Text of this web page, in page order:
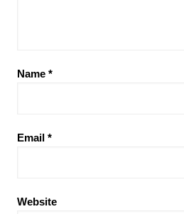
Name *
Email *
Website